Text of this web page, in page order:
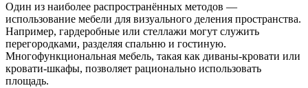
Один из наиболее распространённых методов —
использование мебели для визуального деления пространства.
Например, гардеробные или стеллажи могут служить
перегородками, разделяя спальню и гостиную.
Многофункциональная мебель, такая как диваны-кровати или
кровати-шкафы, позволяет рационально использовать
площадь.